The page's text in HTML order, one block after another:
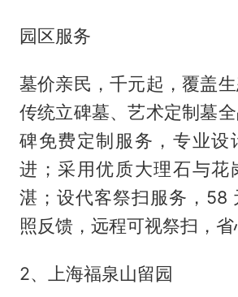
园区服务
墓价亲民，千元起，覆盖生
传统立碑墓、艺术定制墓
碑免费定制服务，专业设
进；采用优质大理石与花
湛；设代客祭扫服务，58
照反馈，远程可视祭扫，省
2、上海福泉山留园